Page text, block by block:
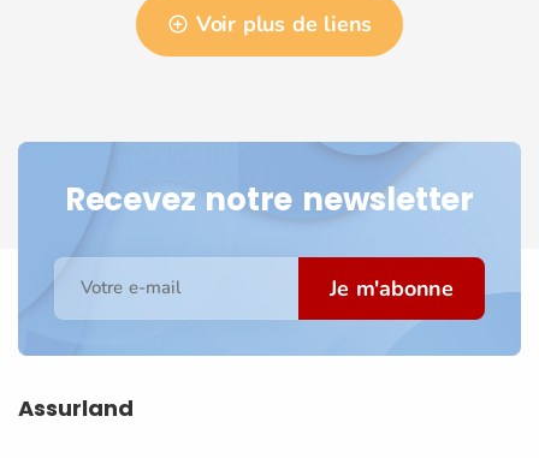
Voir plus de liens
Recevez notre newsletter
Votre e-mail Je m'abonne
Assurland